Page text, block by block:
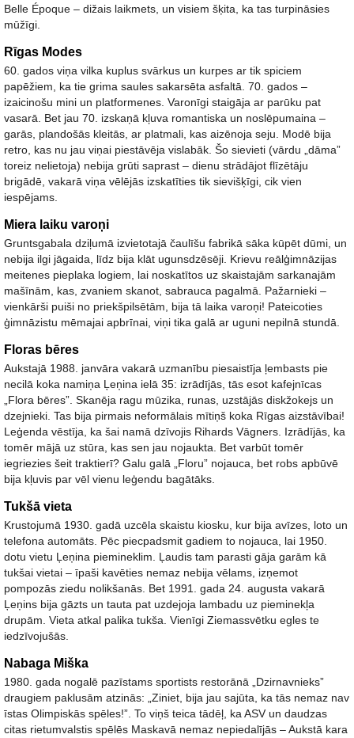
Belle Époque – dižais laikmets, un visiem šķita, ka tas turpināsies
mūžīgi.
Rīgas Modes
60. gados viņa vilka kuplus svārkus un kurpes ar tik spiciem
papēžiem, ka tie grima saules sakarsēta asfaltā. 70. gados –
izaicinošu mini un platformenes. Varonīgi staigāja ar parūku pat
vasarā. Bet jau 70. izskaņā kļuva romantiska un noslēpumaina –
garās, plandošās kleitās, ar platmali, kas aizēnoja seju. Modē bija
retro, kas nu jau viņai piestāvēja vislabāk. Šo sievieti (vārdu „dāma”
toreiz nelietoja) nebija grūti saprast – dienu strādājot flīzētāju
brigādē, vakarā viņa vēlējās izskatīties tik sievišķīgi, cik vien
iespējams.
Miera laiku varoņi
Gruntsgabala dziļumā izvietotajā čaulīšu fabrikā sāka kūpēt dūmi, un
nebija ilgi jāgaida, līdz bija klāt ugunsdzēsēji. Krievu reālģimnāzijas
meitenes pieplaka logiem, lai noskatītos uz skaistajām sarkanajām
mašīnām, kas, zvaniem skanot, sabrauca pagalmā. Pažarnieki –
vienkārši puiši no priekšpilsētām, bija tā laika varoņi! Pateicoties
ģimnāzistu mēmajai apbrīnai, viņi tika galā ar uguni nepilnā stundā.
Floras bēres
Aukstajā 1988. janvāra vakarā uzmanību piesaistīja ļembasts pie
necilā koka namiņa Ļeņina ielā 35: izrādījās, tās esot kafejnīcas
„Flora bēres”. Skanēja ragu mūzika, runas, uzstājās diskžokejs un
dzejnieki. Tas bija pirmais neformālais mītiņš koka Rīgas aizstāvībai!
Leģenda vēstīja, ka šai namā dzīvojis Rihards Vāgners. Izrādījās, ka
tomēr mājā uz stūra, kas sen jau nojaukta. Bet varbūt tomēr
iegriezies šeit traktierī? Galu galā „Floru” nojauca, bet robs apbūvē
bija kļuvis par vēl vienu leģendu bagātāks.
Tukšā vieta
Krustojumā 1930. gadā uzcēla skaistu kiosku, kur bija avīzes, loto un
telefona automāts. Pēc piecpadsmit gadiem to nojauca, lai 1950.
dotu vietu Ļeņina piemineklim. Ļaudis tam parasti gāja garām kā
tukšai vietai – īpaši kavēties nemaz nebija vēlams, izņemot
pompozās ziedu nolikšanās. Bet 1991. gada 24. augusta vakarā
Ļeņins bija gāzts un tauta pat uzdejoja lambadu uz pieminekļa
drupām. Vieta atkal palika tukša. Vienīgi Ziemassvētku egles te
iedzīvojušās.
Nabaga Miška
1980. gada nogalē pazīstams sportists restorānā „Dzirnavnieks”
draugiem paklusām atzinās: „Ziniet, bija jau sajūta, ka tās nemaz nav
īstas Olimpiskās spēles!”. To viņš teica tādēļ, ka ASV un daudzas
citas rietumvalstis spēlēs Maskavā nemaz nepiedalījās – Aukstā kara